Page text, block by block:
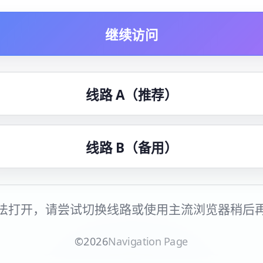
继续访问
线路 A（推荐）
线路 B（备用）
打开，请尝试切换线路或使用主流浏览器稍后
©2026Navigation Page